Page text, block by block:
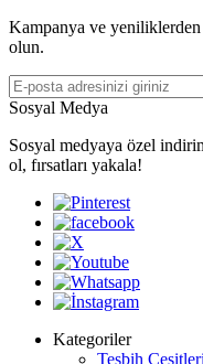
Kampanya ve
olun.
Sosyal Medya
Sosyal medyaya özel
ol, fırsatları yakala!
Kategoriler
Tesbih Çeşitleri